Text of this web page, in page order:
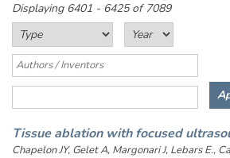
Displaying 6401 - 6425 of 7089
Tissue ablation with focused
Chapelon JY, Gelet A, Margonari J, Lebars E.,